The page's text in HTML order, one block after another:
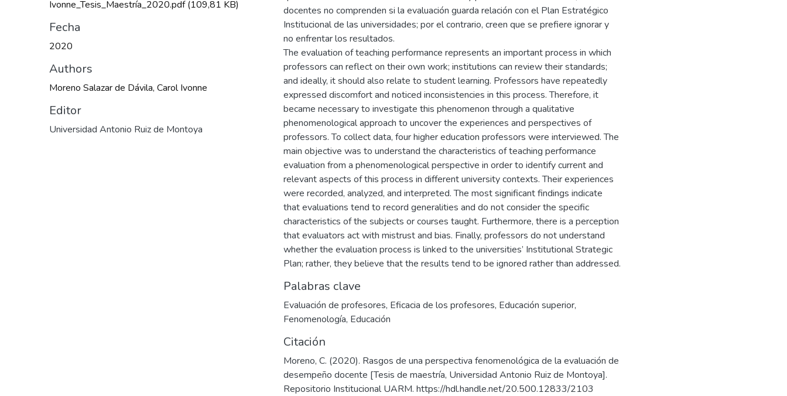
Ivonne_Tesis_Maestría_2020.pdf(109,81 KB)
Fecha
2020
Authors
Moreno Salazar de Dávila, Carol Ivonne
Editor
Universidad Antonio Ruiz de Montoya
docentes no comprenden si la evaluación guarda relación con el Plan Estratégico
Institucional de las universidades; por el contrario, creen que se prefiere ignorar y
no enfrentar los resultados.
The evaluation of teaching performance represents an important process in which
professors can reflect on their own work; institutions can review their standards;
and ideally, it should also relate to student learning. Professors have repeatedly
expressed discomfort and noticed inconsistencies in this process. Therefore, it
became necessary to investigate this phenomenon through a qualitative
phenomenological approach to uncover the experiences and perspectives of
professors. To collect data, four higher education professors were interviewed. The
main objective was to understand the characteristics of teaching performance
evaluation from a phenomenological perspective in order to identify current and
relevant aspects of this process in different university contexts. Their experiences
were recorded, analyzed, and interpreted. The most significant findings indicate
that evaluations tend to record generalities and do not consider the specific
characteristics of the subjects or courses taught. Furthermore, there is a perception
that evaluators act with mistrust and bias. Finally, professors do not understand
whether the evaluation process is linked to the universities’ Institutional Strategic
Plan; rather, they believe that the results tend to be ignored rather than addressed.
Palabras clave
Evaluación de profesores, Eficacia de los profesores, Educación superior,
Fenomenología, Educación
Citación
Moreno, C. (2020). Rasgos de una perspectiva fenomenológica de la evaluación de
desempeño docente [Tesis de maestría, Universidad Antonio Ruiz de Montoya].
Repositorio Institucional UARM. https://hdl.handle.net/20.500.12833/2103